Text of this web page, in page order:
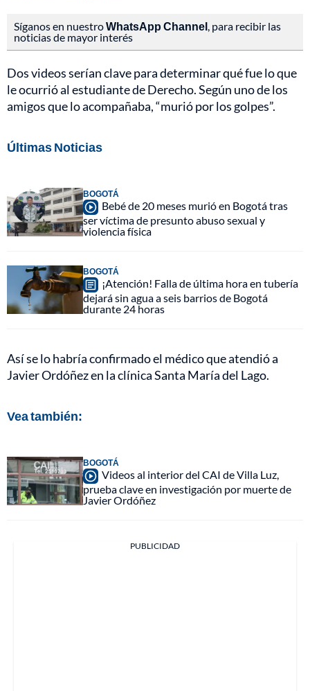
Síganos en nuestroWhatsApp Channel , para recibir las
noticias de mayor interés
Dos videos serían clave para determinar qué fue lo que
le ocurrió al estudiante de Derecho. Según uno de los
amigos que lo acompañaba, “murió por los golpes”.
Últimas Noticias
BOGOTÁ
Bebé de 20 meses murió en Bogotá tras
ser víctima de presunto abuso sexual y
violencia física
BOGOTÁ
¡Atención! Falla de última hora en tubería
dejará sin agua a seis barrios de Bogotá
durante 24 horas
Así se lo habría confirmado el médico que atendió a
Javier Ordóñez en la clínica Santa María del Lago.
Vea también:
BOGOTÁ
Videos al interior del CAI de Villa Luz,
prueba clave en investigación por muerte de
Javier Ordóñez
PUBLICIDAD